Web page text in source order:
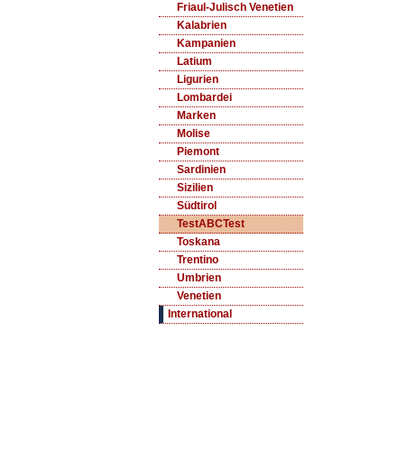
Friaul-Julisch Venetien
Kalabrien
Kampanien
Latium
Ligurien
Lombardei
Marken
Molise
Piemont
Sardinien
Sizilien
Südtirol
TestABCTest
Toskana
Trentino
Umbrien
Venetien
International